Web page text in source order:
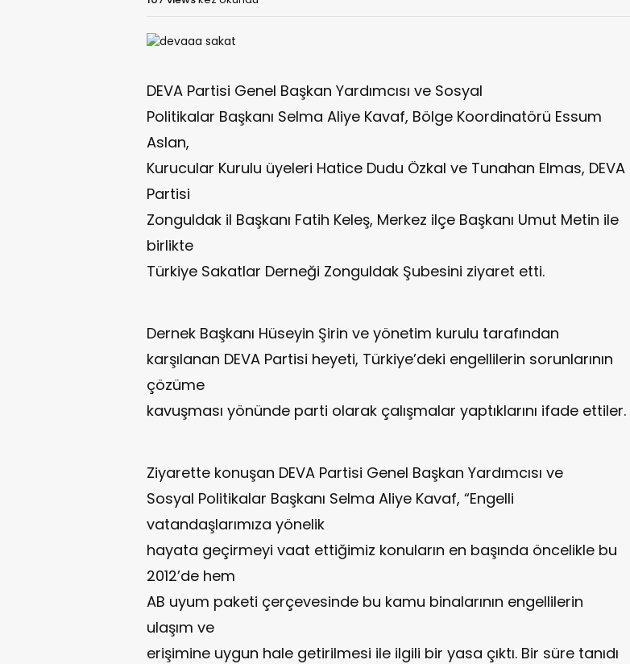
DEVA Partisi Genel Başkan Yardımcısı ve Sosyal
Politikalar Başkanı Selma Aliye Kavaf, Bölge Koordinatörü Essum
Aslan,
Kurucular Kurulu üyeleri Hatice Dudu Özkal ve Tunahan Elmas, DEVA
Partisi
Zonguldak il Başkanı Fatih Keleş, Merkez ilçe Başkanı Umut Metin ile
birlikte
Türkiye Sakatlar Derneği Zonguldak Şubesini ziyaret etti.
Dernek Başkanı Hüseyin Şirin ve yönetim kurulu tarafından
karşılanan DEVA Partisi heyeti, Türkiye’deki engellilerin sorunlarının
çözüme
kavuşması yönünde parti olarak çalışmalar yaptıklarını ifade ettiler.
Ziyarette konuşan DEVA Partisi Genel Başkan Yardımcısı ve
Sosyal Politikalar Başkanı Selma Aliye Kavaf, “Engelli
vatandaşlarımıza yönelik
hayata geçirmeyi vaat ettiğimiz konuların en başında öncelikle bu
2012’de hem
AB uyum paketi çerçevesinde bu kamu binalarının engellilerin
ulaşım ve
erişimine uygun hale getirilmesi ile ilgili bir yasa çıktı. Bir süre tanıdı